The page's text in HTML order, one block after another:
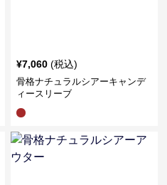
¥7,060 (税込)
骨格ナチュラルシアーキャンデ
ィースリーブ